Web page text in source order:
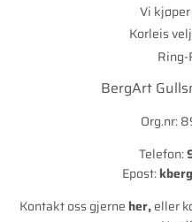
Vi
Korleis
BergArt
Org.nr:
Telefon:
Epost:
Kontakt oss gjerne her,eller